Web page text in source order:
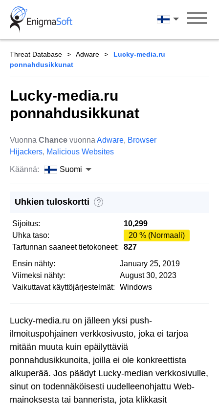
Skip
content
Suomi
Threat Database Adware
Lucky-media.ru
ponnahdusikkunat
Lucky-media.ru
ponnahdusikkunat
Vuonna Chance vuonna Adware, Browser
Hijackers, Malicious Websites
Käännä: Suomi
Uhkien tuloskortti ?
Sijoitus:
10,299
Uhka taso:
20 % (Normaali)
Tartunnan saaneet tietokoneet:
827
Ensin nähty:
January 25, 2019
Viimeksi nähty:
August 30, 2023
Vaikuttavat käyttöjärjestelmät:
Windows
Lucky-media.ru on jälleen yksi push-
ilmoituspohjainen verkkosivusto, joka ei tarjoa
mitään muuta kuin epäilyttäviä
ponnahdusikkunoita, joilla ei ole konkreettista
alkuperää. Jos päädyt Lucky-median verkkosivulle,
sinut on todennäköisesti uudelleenohjattu Web-
mainoksesta tai bannerista, jota klikkasit